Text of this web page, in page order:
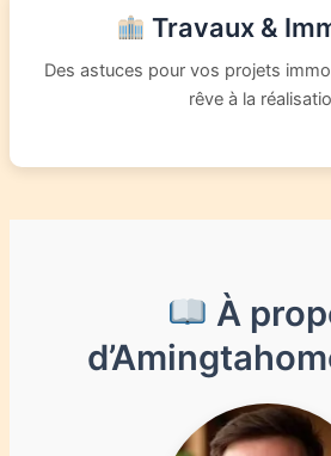
Travaux &
Des astuces pour vos projets
rêve à la
À